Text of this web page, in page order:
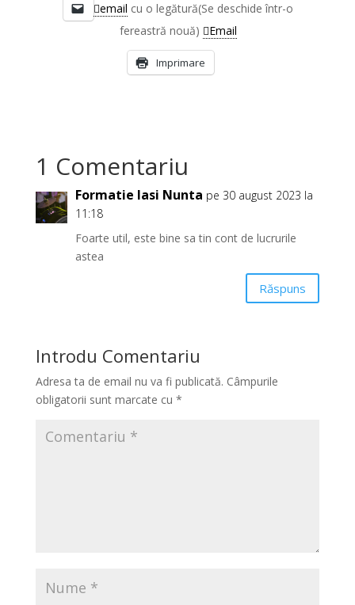
email cu o legătură(Se deschide într-o
fereastră nouă)
Email
Imprimare
1 Comentariu
Formatie Iasi Nunta pe 30 august 2023 la
11:18
Foarte util, este bine sa tin cont de lucrurile
astea
Răspuns
Introdu Comentariu
Adresa ta de email nu va fi publicată. Câmpurile
obligatorii sunt marcate cu *